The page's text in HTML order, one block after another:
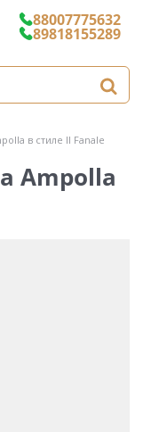
88007775632
89818155289
в стиле Il Fanale
Ampolla